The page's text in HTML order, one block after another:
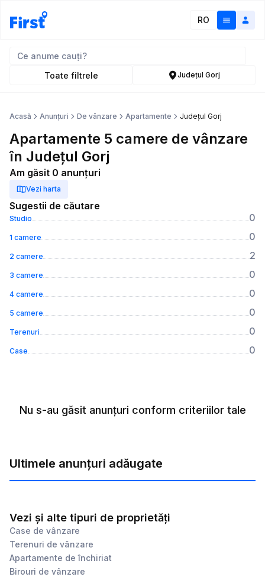
RO
Toate filtrele Județul Gorj
Acasă Anunțuri De vânzare Apartamente Județul Gorj
Apartamente 5 camere de vânzare
în Județul Gorj
Am găsit 0 anunțuri
Vezi harta
Sugestii de căutare
Studio 0
1 camere 0
2 camere 2
3 camere 0
4 camere 0
5 camere 0
Terenuri 0
Case 0
Nu s-au găsit anunțuri conform criteriilor tale
Ultimele anunțuri adăugate
Vezi și alte tipuri de proprietăți
Case de vânzare
Terenuri de vânzare
Apartamente de închiriat
Birouri de vânzare